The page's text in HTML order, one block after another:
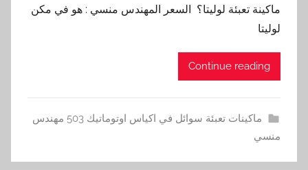
ماكينة تعبئة لوليتا؟ السعر المهندس منسي : هو في مكن
لوليتا
Continue reading
ماكينات تعبئة سوائل في اكياس اوتوماتيك 503 مهندس
منسي